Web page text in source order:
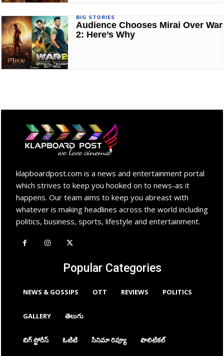
BIG STORIES
Audience Chooses Mirai Over War
2: Here’s Why
klapboardpost.com is a news and entertainment portal
which strives to keep you hooked on to news-as it
happens. Our team aims to keep you abreast with
whatever is making headlines across the world including
politics, business, sports, lifestyle and entertainment.
Popular Categories
NEWS & GOSSIPS OTT REVIEWS POLITICS
GALLERY తెలుగు
బిగ్ స్టోరీస్ ఓటిటి సినిమా రివ్యూ పొలిటికల్